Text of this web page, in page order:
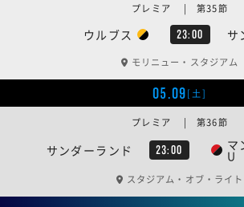
ウルブス 23:00 サ
プレミア | 第35節
モリニュー・スタジアム
05.09[土]
サンダーランド 23:00 マ
U
プレミア | 第36節
スタジアム・オブ・ライト